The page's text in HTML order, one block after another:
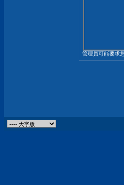
管理員可能要求